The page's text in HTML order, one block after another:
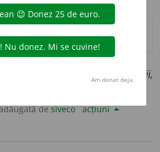
enerva, indispune, irita, necăji,
desiveco acțiuni
Am donat deja.